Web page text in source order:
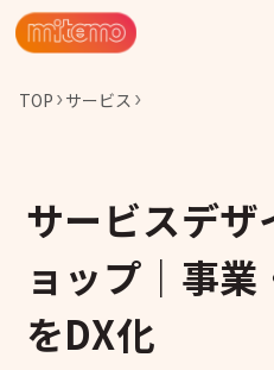
TOP サービス
サービスデザ
ョップ｜事
をDX化